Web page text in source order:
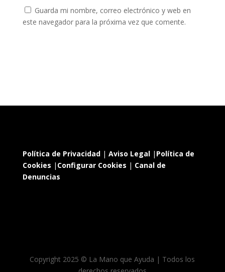
Guarda mi nombre, correo electrónico y web en
este navegador para la próxima vez que comente.
Política de Privacidad| Aviso Legal| Política de
Cookies | Configurar Cookies | Canal de
Denuncias
Copyright 2025 © La Mano que Ayuda | Todos los